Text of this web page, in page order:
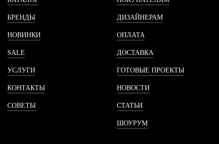
БРЕНДЫ
НОВИНКИ
SALE
УСЛУГИ
КОНТАКТЫ
СОВЕТЫ
ДИЗАЙНЕРАМ
ОПЛАТА
ДОСТАВКА
ГОТОВЫЕ ПРОЕКТЫ
НОВОСТИ
СТАТЬИ
ШОУРУМ